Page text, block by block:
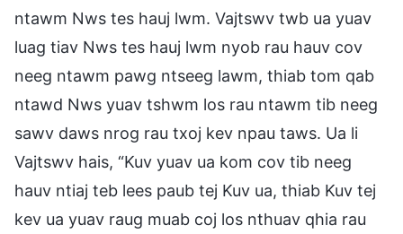
ntawm Nws tes hauj lwm. Vajtswv twb ua yuav
luag tiav Nws tes hauj lwm nyob rau hauv cov
neeg ntawm pawg ntseeg lawm, thiab tom qab
ntawd Nws yuav tshwm los rau ntawm tib neeg
sawv daws nrog rau txoj kev npau taws. Ua li
Vajtswv hais, “Kuv yuav ua kom cov tib neeg
hauv ntiaj teb lees paub tej Kuv ua, thiab Kuv tej
kev ua yuav raug muab coj los nthuav qhia rau